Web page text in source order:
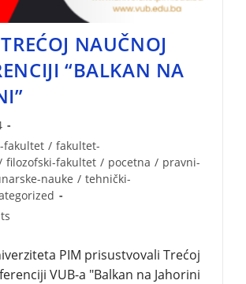
NAUČNOJ
“BALKAN NA
fakultet / fakultet-
filozofski-fakultet / pocetna / pravni-
nauke / tehnički-
PIM prisustvovali Trećoj
VUB-a "Balkan na Jahorini